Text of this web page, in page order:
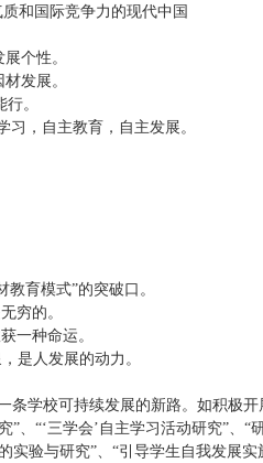
和国际竞争力的现代中国
个性。
发展。
。
习，自主教育，自主发展。
教育模式”的突破口。
穷的。
一种命运。
是人发展的动力。
条学校可持续发展的新路。如积极
、“‘三学会’自主学习活动研究”、
实验与研究”、“引导学生自我发展